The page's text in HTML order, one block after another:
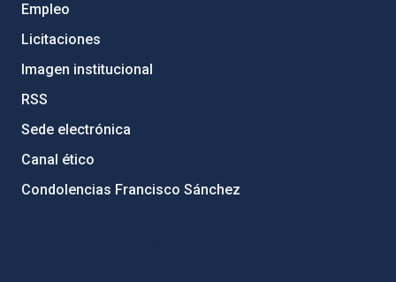
Empleo
Licitaciones
Imagen institucional
RSS
Sede electrónica
Canal ético
Condolencias Francisco Sánchez